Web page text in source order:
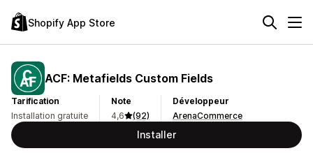
Shopify App Store
ACF: Metafields Custom Fields
Tarification
Installation gratuite
Note
4,6
(92)
Développeur
ArenaCommerce
Installer